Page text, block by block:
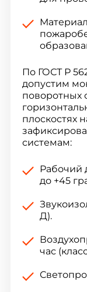
По ГОСТ Р
допустим
поворотных
плоскостях
системам:
Рабочий
до +45
Д).
час